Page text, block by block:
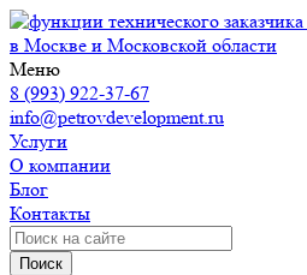
в Москве и Московской области
Меню
8 (993) 922-37-67
info@petrovdevelopment.ru
Услуги
О компании
Блог
Контакты
Поиск